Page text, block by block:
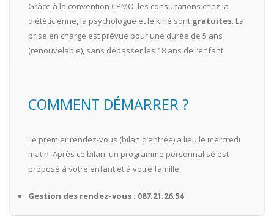
Grâce à la convention CPMO, les consultations chez la
diététicienne, la psychologue et le kiné sont gratuites. La
prise en charge est prévue pour une durée de 5 ans
(renouvelable), sans dépasser les 18 ans de l’enfant.
COMMENT DÉMARRER ?
Le premier rendez-vous (bilan d’entrée) a lieu le mercredi
matin. Après ce bilan, un programme personnalisé est
proposé à votre enfant et à votre famille.
Gestion des rendez-vous : 087.21.26.54